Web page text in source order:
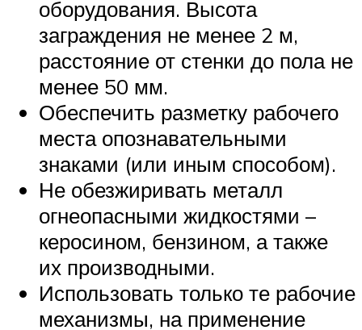
оборудования. Высота
заграждения не менее 2 м,
расстояние от стенки до пола не
менее 50 мм.
Обеспечить разметку рабочего
места опознавательными
знаками (или иным способом).
Не обезжиривать металл
огнеопасными жидкостями –
керосином, бензином, а также
их производными.
Использовать только те рабочие
механизмы, на применение